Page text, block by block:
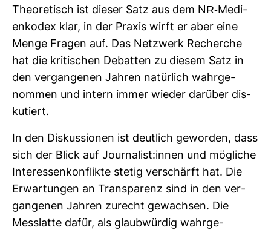
Theo­re­tisch ist dieser Satz aus dem NR-​Medi­
en­kodex klar, in der Praxis wirft er aber eine
Menge Fragen auf. Das Netz­werk Recherche
hat die kri­ti­schen Debatten zu diesem Satz in
den ver­gan­genen Jahren natür­lich wahr­ge­
nommen und intern immer wieder dar­über dis­
ku­tiert.
In den Dis­kus­sionen ist deut­lich geworden, dass
sich der Blick auf Jour­na­list:innen und mög­liche
Inter­es­sen­kon­flikte stetig ver­schärft hat. Die
Erwar­tungen an Trans­pa­renz sind in den ver­
gan­genen Jahren zurecht gewachsen. Die
Mess­latte dafür, als glaub­würdig wahr­ge­